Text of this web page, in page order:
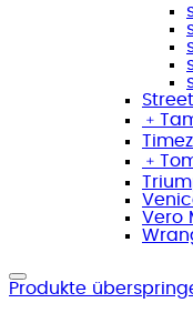
﹢
﹢
Vero
Produkte